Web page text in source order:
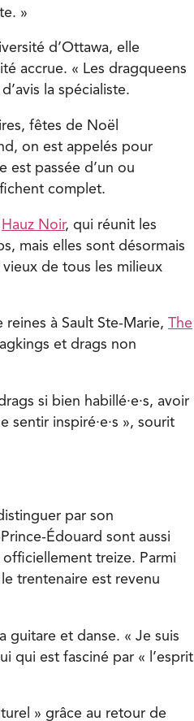
»
d’Ottawa, elle
accrue. « Les dragqueens
la spécialiste.
fêtes de Noël
on est appelés pour
est passée d’un ou
complet.
Hauz Noir, qui réunit les
mais elles sont désormais
de tous les milieux
à Sault Ste-Marie, The
et drags non
si bien habillé·e·s, avoir
sentir inspiré·e·s », sourit
par son
Édouard sont aussi
treize. Parmi
trentenaire est revenu
guitare et danse. « Je suis
qui est fasciné par « l’esprit
» grâce au retour de